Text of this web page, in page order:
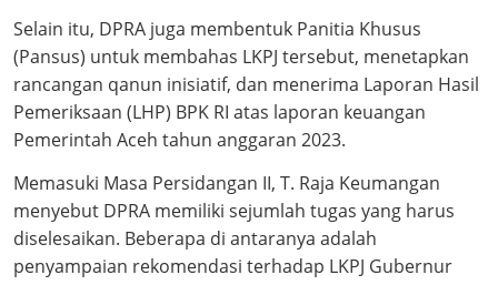
Selain itu, DPRA juga membentuk Panitia Khusus
(Pansus) untuk membahas LKPJ tersebut, menetapkan
rancangan qanun inisiatif, dan menerima Laporan Hasil
Pemeriksaan (LHP) BPK RI atas laporan keuangan
Pemerintah Aceh tahun anggaran 2023.
Memasuki Masa Persidangan II, T. Raja Keumangan
menyebut DPRA memiliki sejumlah tugas yang harus
diselesaikan. Beberapa di antaranya adalah
penyampaian rekomendasi terhadap LKPJ Gubernur